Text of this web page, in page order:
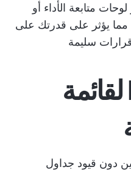
متابعة الأداء أو
مما يؤثر على قدرتك على
سليمة
قوالب Excel لقائمة
دون قيود جداول